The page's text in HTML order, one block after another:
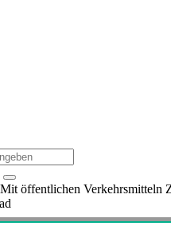
Mit öffentlichen Verkehrsmitteln